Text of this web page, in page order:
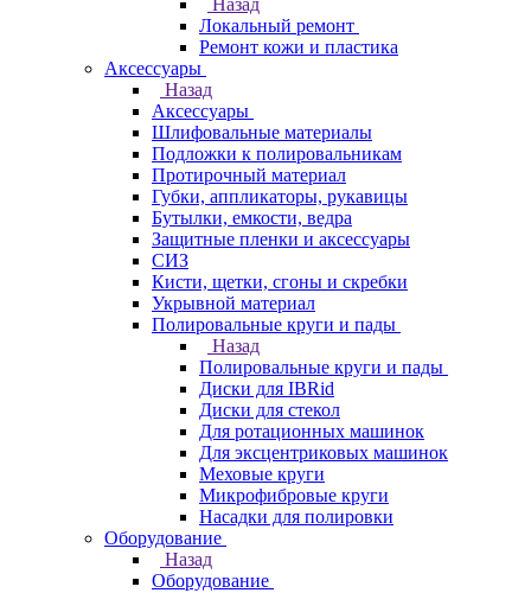
Назад
Локальный ремонт
Ремонт кожи и пластика
Аксессуары
Назад
Аксессуары
Шлифовальные материалы
Подложки к полировальникам
Протирочный материал
Губки, аппликаторы, рукавицы
Бутылки, емкости, ведра
Защитные пленки и аксессуары
СИЗ
Кисти, щетки, сгоны и скребки
Укрывной материал
Полировальные круги и пады
Назад
Полировальные круги и пады
Диски для IBRid
Диски для стекол
Для ротационных машинок
Для эксцентриковых машинок
Меховые круги
Микрофибровые круги
Насадки для полировки
Оборудование
Назад
Оборудование